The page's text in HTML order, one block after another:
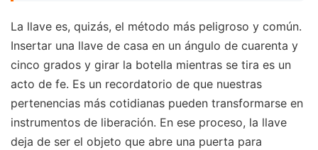
La llave es, quizás, el método más peligroso y común.
Insertar una llave de casa en un ángulo de cuarenta y
cinco grados y girar la botella mientras se tira es un
acto de fe. Es un recordatorio de que nuestras
pertenencias más cotidianas pueden transformarse en
instrumentos de liberación. En ese proceso, la llave
deja de ser el objeto que abre una puerta para